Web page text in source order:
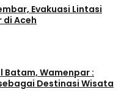
Evakuasi Lintasi
di Aceh
Batam, Wamenpar :
Destinasi Wisata